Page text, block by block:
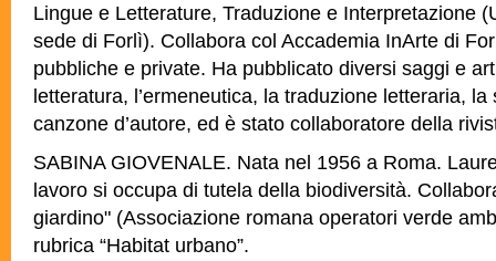
Lingue e Letterature, Traduzione e Interpretazione
sede di Forlì). Collabora col Accademia InArte di
pubbliche e private. Ha pubblicato diversi saggi e
letteratura, l’ermeneutica, la traduzione letteraria, la
canzone d’autore, ed è stato collaboratore della
SABINA GIOVENALE. Nata nel 1956 a Roma.
lavoro si occupa di tutela della biodiversità.
giardino" (Associazione romana operatori verde
rubrica “Habitat urbano”.